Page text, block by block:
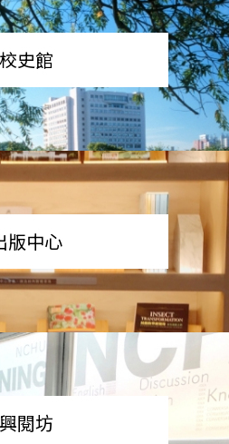
校史館
版中心
興閱坊